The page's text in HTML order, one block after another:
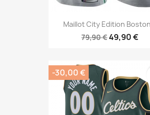
Maillot City Edition
79,90 €49,90 €
-30,00 €